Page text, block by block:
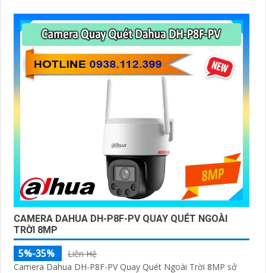
CAMERA DAHUA DH-P8F-PV QUAY QUÉT NGOÀI
TRỜI 8MP
5%-35%
Liên Hệ
Camera Dahua DH-P8F-PV Quay Quét Ngoài Trời 8MP sở